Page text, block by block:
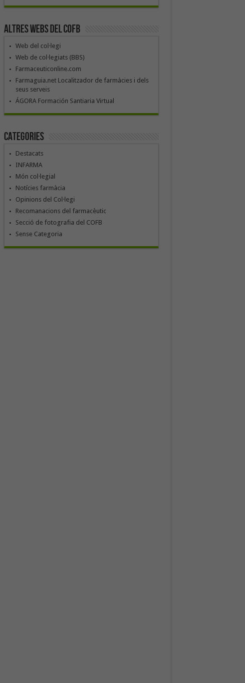
Altres webs del COFB
Web del col·legi
Web de col·legiats (BBS)
Farmaceuticonline.com
Farmaguia.net Localitzador de farmàcies i dels
seus serveis
ÁGORA Formación Santiaria Virtual
Categories
Destacats
INFARMA
Món col·legial
Notícies farmàcia
Opinions del Col·legi
Recomanacions del farmacèutic
Secció de fotografia del COFB
Sense Categoria